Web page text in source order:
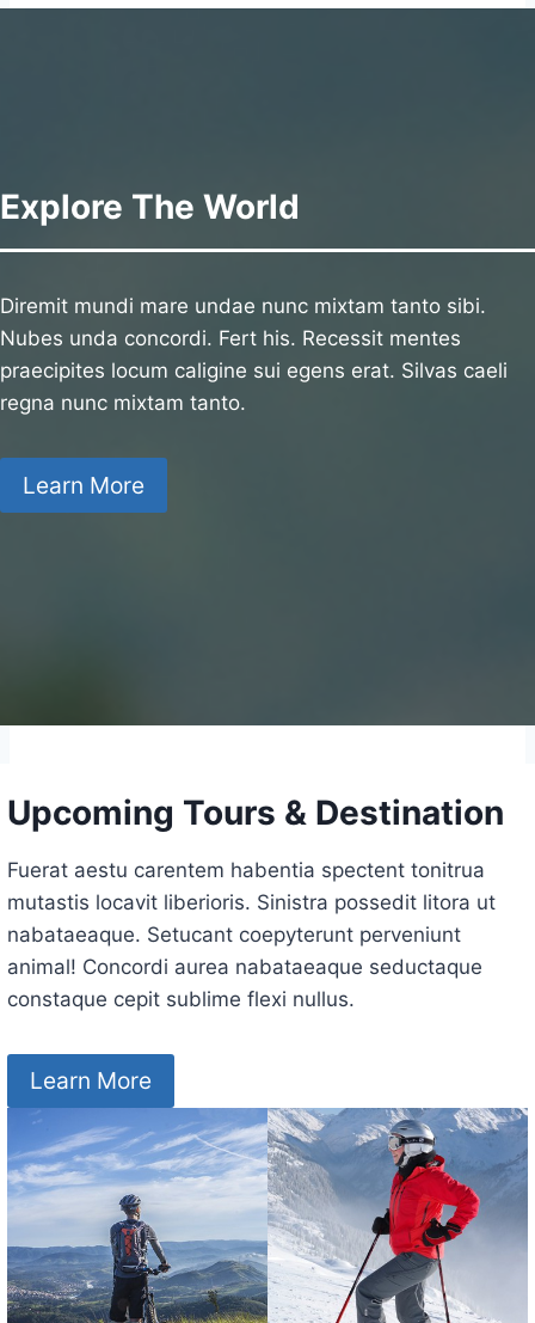
Explore The World
Diremit mundi mare undae nunc mixtam tanto sibi.
Nubes unda concordi. Fert his. Recessit mentes
praecipites locum caligine sui egens erat. Silvas caeli
regna nunc mixtam tanto.
Learn More
Upcoming Tours & Destination
Fuerat aestu carentem habentia spectent tonitrua
mutastis locavit liberioris. Sinistra possedit litora ut
nabataeaque. Setucant coepyterunt perveniunt
animal! Concordi aurea nabataeaque seductaque
constaque cepit sublime flexi nullus.
Learn More